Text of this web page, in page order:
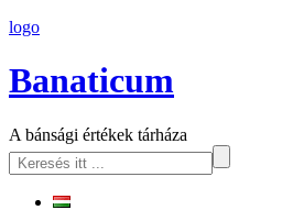
logo
Banaticum
A bánsági értékek tárháza